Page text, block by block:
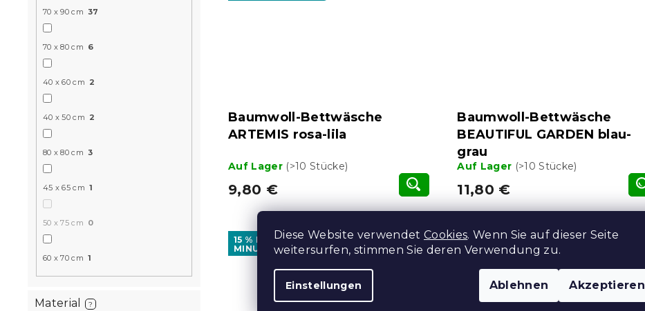
Diese Website verwendet Cookies. Wenn Sie auf dieser Seite
weitersurfen, stimmen Sie deren Verwendung zu.
Einstellungen Ablehnen Akzeptieren
70 x 90 cm 37
70 x 80 cm 6
40 x 60 cm 2
40 x 50 cm 2
80 x 80 cm 3
45 x 65 cm 1
50 x 75 cm 0
60 x 70 cm 1
Material ?
Baumwoll-Bettwäsche
ARTEMIS rosa-lila
Auf Lager (>10 Stücke)
9,80 €
Baumwoll-Bettwäsche
BEAUTIFUL GARDEN blau-
grau
Auf Lager (>10 Stücke)
11,80 €
15 % Rabattcode:
MINUS15
15 % Rabattcode:
MINUS15